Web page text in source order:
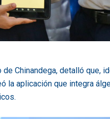
Chinandega, detalló que,
la aplicación que integra